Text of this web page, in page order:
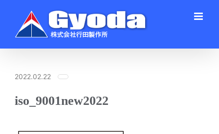
content
2022.02.22
iso_9001new2022